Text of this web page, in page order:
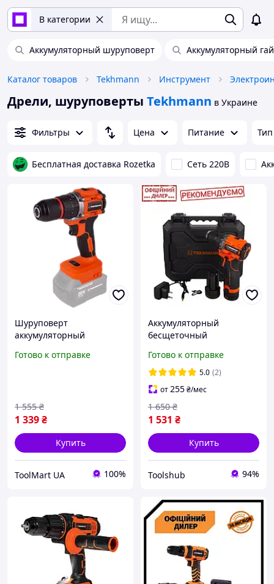
В категории
Аккумуляторный шуруповерт Аккумуляторный
Каталог товаров Tekhmann Инструмент
Дрели, шуруповерты Tekhmann в Украине
Фильтры Цена Питание Тип
Бесплатная доставка Rozetka Сеть 220В
Шуруповерт
аккумуляторный
TekPower (без АКБ и ЗУ)
Готово к отправке
1 339₴
1 555 ₴
Купить
ToolMart UA 100%
Аккумуляторный
бесщеточный
TSH TCD-12/2 Li BL (2 АКБ
1.5 Ач, кейс, 45 Нм, 12 В,
ЗУ)
Готово к отправке
5.0 (2)
от255₴/мес
1 531 ₴
1 650 ₴
Купить
Toolshub 94%